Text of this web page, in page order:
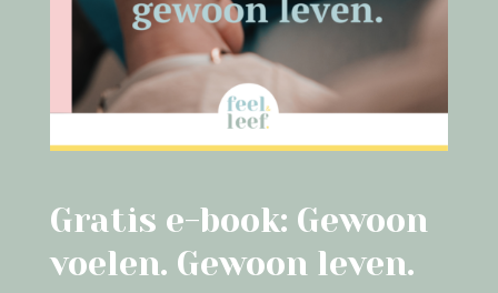
Gratis e-book: Gewoon
voelen. Gewoon leven.